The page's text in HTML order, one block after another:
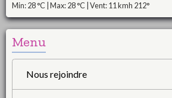
Min: 28 °C | Max: 28 °C | Vent: 11 kmh 212°
Menu
Nous rejoindre